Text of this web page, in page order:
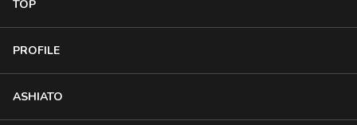
TOP
PROFILE
ASHIATO